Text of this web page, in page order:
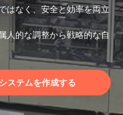
はなく、安全と効率を両立
人的な調整から戦略的な自
ステムを作成する